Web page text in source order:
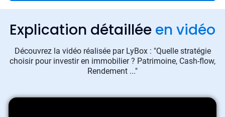
Explication détaillée en vidéo
Découvrez la vidéo réalisée par LyBox : "Quelle stratégie
choisir pour investir en immobilier ? Patrimoine, Cash-flow,
Rendement ..."